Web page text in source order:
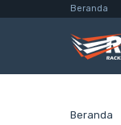
Beranda
Beranda